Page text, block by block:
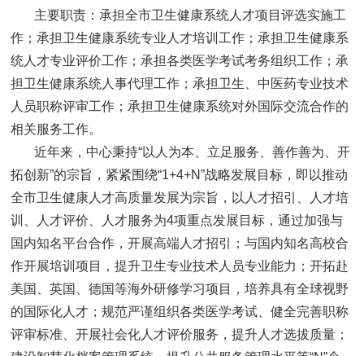
主要职责：承担全市卫生健康系统人才项目评选实施工
作；承担卫生健康系统专业人才培训工作；承担卫生健康系
统人才专业评价工作；承担各类医学考试考务组织工作；承
担卫生健康系统人事代理工作；承担卫生、中医药专业技术
人员职称评审工作；承担卫生健康系统对外国际交流合作的
相关服务工作。
近年来，中心秉持“以人为本、立足服务、善作善为、开
拓创新”的宗旨，紧紧围绕“1+4+N”战略发展目标，即以推动
全市卫生健康人才高质量发展为宗旨，以人才招引、人才培
训、人才评价、人才服务为4项重点发展目标，通过加强与
国内知名平台合作，开展高端人才招引；与国内知名高校合
作开展培训项目，提升卫生专业技术人员专业能力；开拓赴
美国、英国、德国等海外研修学习项目，培养具有全球视野
的国际化人才；规范严谨组织各类医学考试、健全完善职称
评审标准、开展社会化人才评价服务，提升人才选拔质量；